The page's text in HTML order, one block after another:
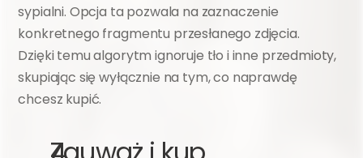
sypialni. Opcja ta pozwala na zaznaczenie
konkretnego fragmentu przesłanego zdjęcia.
Dzięki temu algorytm ignoruje tło i inne przedmioty,
skupiając się wyłącznie na tym, co naprawdę
chcesz kupić.